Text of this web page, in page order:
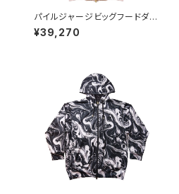
パイルジャージビッグフードダブ
ルZIPパーカー BEIGE
¥39,270